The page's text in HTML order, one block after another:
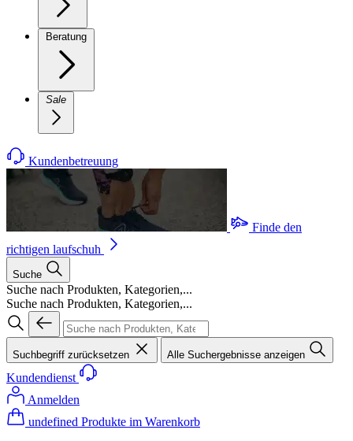
Beratung
Sale
Kundenbetreuung
Finde den
richtigen laufschuh
Suche
Suche nach Produkten, Kategorien,...
Suche nach Produkten, Kategorien,...
Suchbegriff zurücksetzen Alle Suchergebnisse anzeigen
Kundendienst
Anmelden
undefined Produkte im Warenkorb